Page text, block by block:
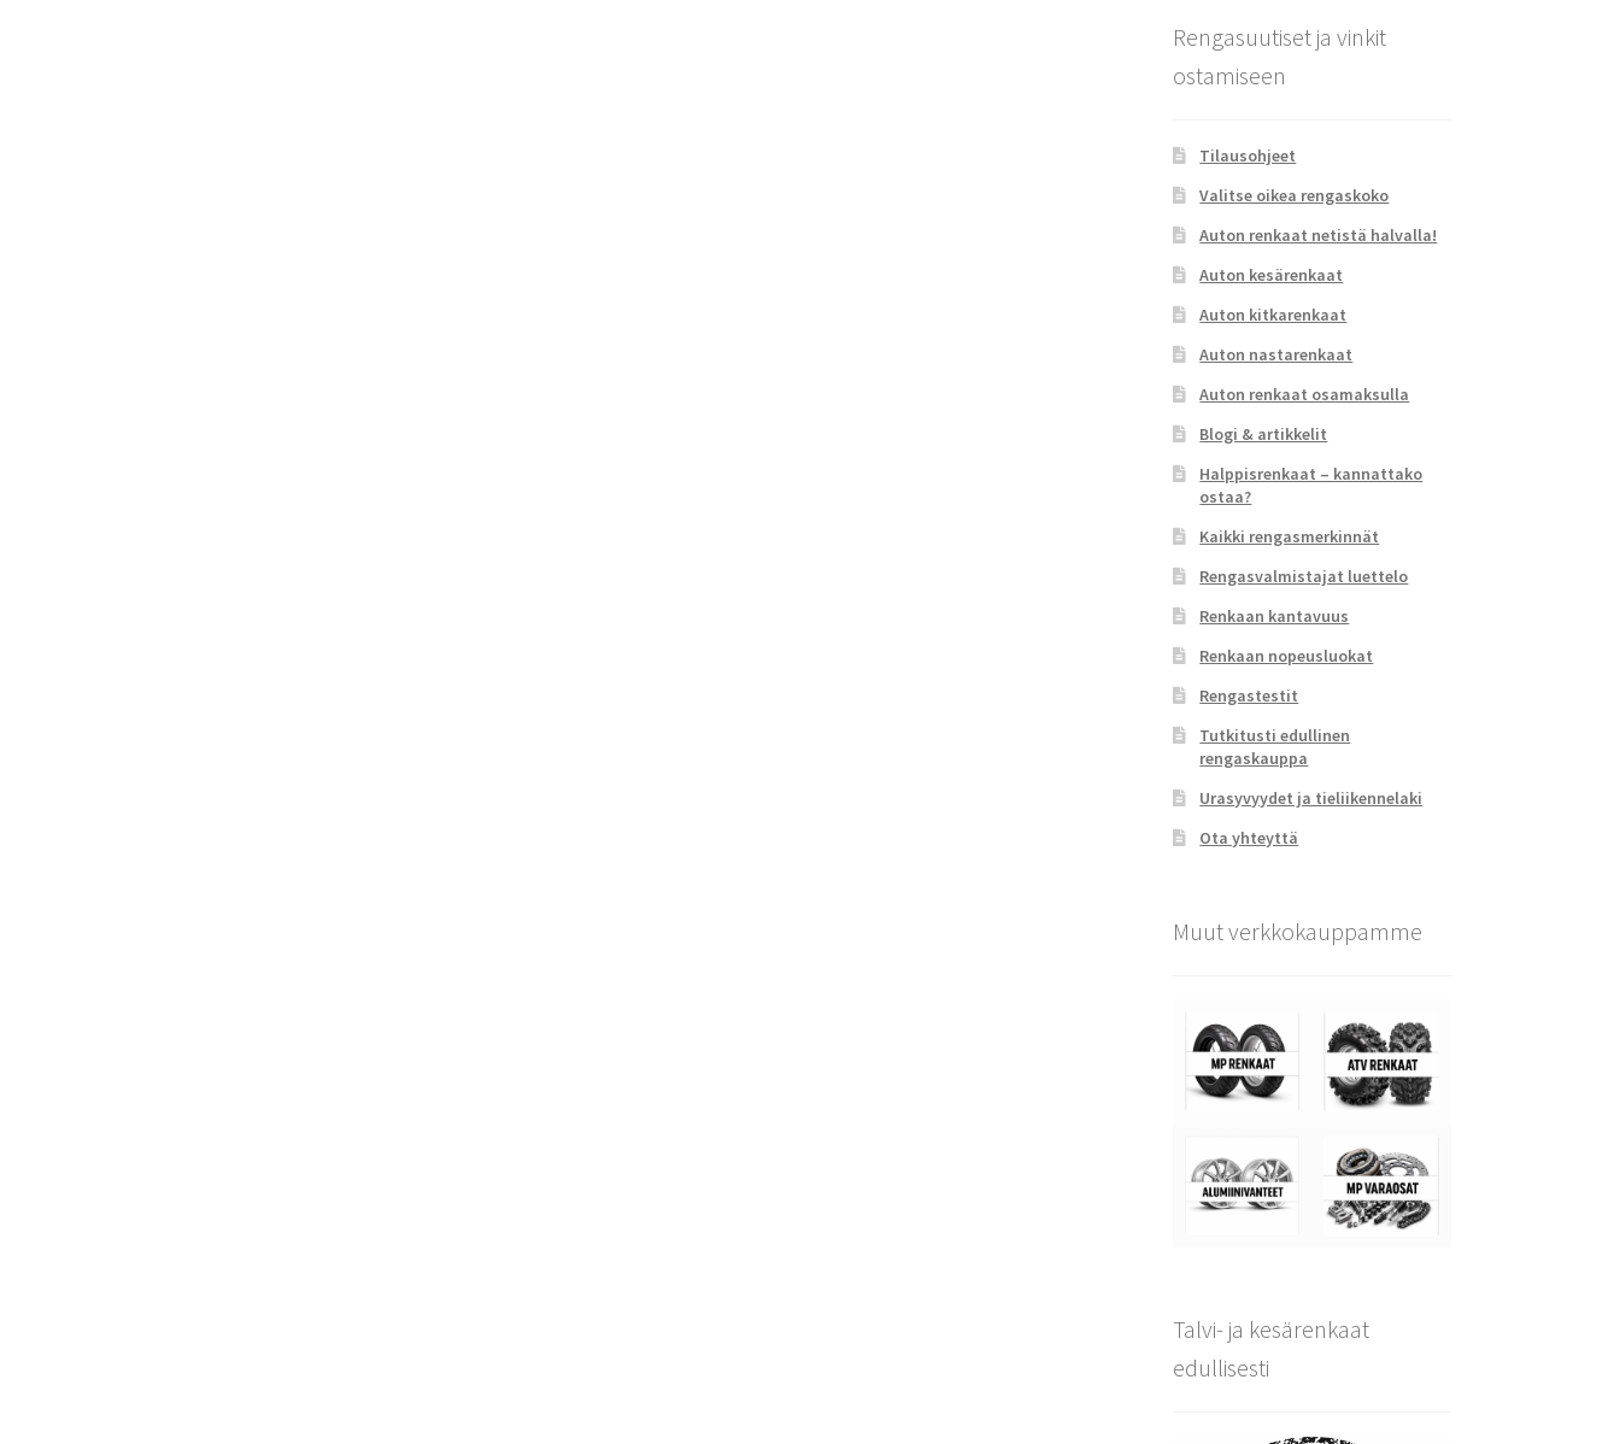
Rengasuutiset ja vinkit
ostamiseen
Tilausohjeet
Valitse oikea rengaskoko
Auton renkaat netistä halvalla!
Auton kesärenkaat
Auton kitkarenkaat
Auton nastarenkaat
Auton renkaat osamaksulla
Blogi & artikkelit
Halppisrenkaat – kannattako
ostaa?
Kaikki rengasmerkinnät
Rengasvalmistajat luettelo
Renkaan kantavuus
Renkaan nopeusluokat
Rengastestit
Tutkitusti edullinen
rengaskauppa
Urasyvyydet ja tieliikennelaki
Ota yhteyttä
Muut verkkokauppamme
Talvi- ja kesärenkaat
edullisesti